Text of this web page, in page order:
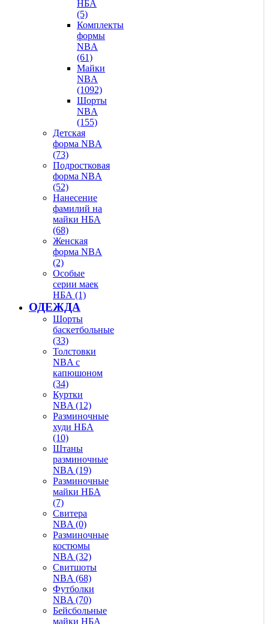
НБА
(5)
Комплекты
формы
NBA
(61)
Майки
NBA
(1092)
Шорты
NBA
(155)
Детская
форма NBA
(73)
Подростковая
форма NBA
(52)
Нанесение
фамилий на
майки НБА
(68)
Женская
форма NBA
(2)
Особые
серии маек
НБА (1)
ОДЕЖДА
Шорты
баскетбольные
(33)
Толстовки
NBA с
капюшоном
(34)
Куртки
NBA (12)
Разминочные
худи НБА
(10)
Штаны
разминочные
NBA (19)
Разминочные
майки НБА
(7)
Свитера
NBA (0)
Разминочные
костюмы
NBA (32)
Свитшоты
NBA (68)
Футболки
NBA (70)
Бейсбольные
майки НБА